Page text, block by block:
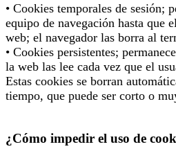
• Cookies temporales de sesión;
equipo de navegación hasta que
web; el navegador las borra al
• Cookies persistentes;
la web las lee cada vez que el
Estas cookies se borran
tiempo, que puede ser corto o
¿Cómo impedir el uso de